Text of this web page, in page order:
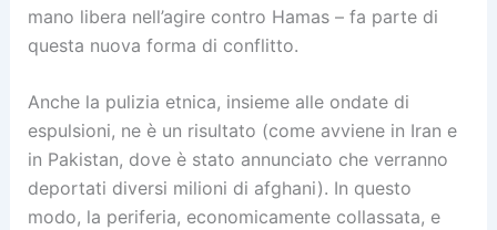
mano libera nell’agire contro Hamas – fa parte di
questa nuova forma di conflitto.
Anche la pulizia etnica, insieme alle ondate di
espulsioni, ne è un risultato (come avviene in Iran e
in Pakistan, dove è stato annunciato che verranno
deportati diversi milioni di afghani). In questo
modo, la periferia, economicamente collassata, e